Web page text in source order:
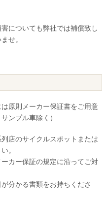
についても弊社では補償致し
せ。
原則メーカー保証書をご用意
ンプル車除く）
店のサイクルスポットまたは
。
カー保証の規定に沿ってご対
分かる書類をお持ちくださ